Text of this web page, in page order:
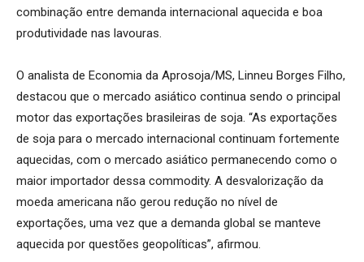
combinação entre demanda internacional aquecida e boa
produtividade nas lavouras.
O analista de Economia da Aprosoja/MS, Linneu Borges Filho,
destacou que o mercado asiático continua sendo o principal
motor das exportações brasileiras de soja. “As exportações
de soja para o mercado internacional continuam fortemente
aquecidas, com o mercado asiático permanecendo como o
maior importador dessa commodity. A desvalorização da
moeda americana não gerou redução no nível de
exportações, uma vez que a demanda global se manteve
aquecida por questões geopolíticas”, afirmou.